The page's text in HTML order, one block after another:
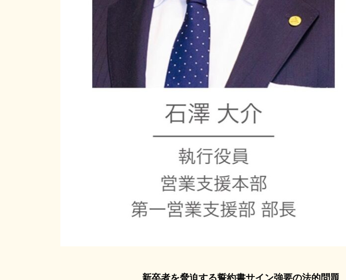
新卒者を脅迫する誓約書サイン強要の法的問題